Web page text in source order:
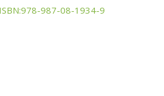
ISBN:978-987-08-1934-9